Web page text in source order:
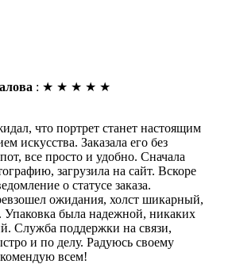
: ★ ★ ★ ★ ★
что портрет станет настоящим
искусства. Заказала его без
все просто и удобно. Сначала
загрузила на сайт. Вскоре
о статусе заказа.
ожидания, холст шикарный,
Упаковка была надежной, никаких
Служба поддержки на связи,
и по делу. Радуюсь своему
всем!